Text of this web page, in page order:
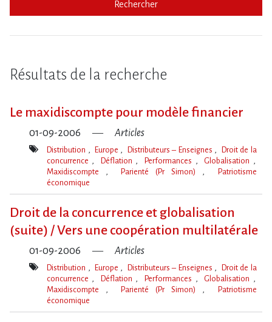
Rechercher
Résultats de la recherche
Le maxidiscompte pour modèle financier
01-09-2006 Articles
Mot(s)-
Distribution Europe Distributeurs – Enseignes
Droit de la
concurrence
Déflation Performances
Globalisation
Maxidiscompte
Parienté (Pr Simon)
Patriotisme
économique
Droit de la concurrence et globalisation
(suite) / Vers une coopération multilatérale
01-09-2006 Articles
Mot(s)-
Distribution Europe Distributeurs – Enseignes
Droit de la
concurrence
Déflation Performances
Globalisation
Maxidiscompte
Parienté (Pr Simon)
Patriotisme
économique